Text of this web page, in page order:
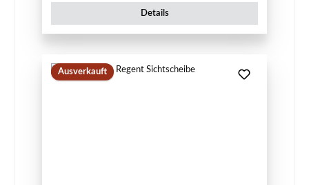
Details
Ausverkauft